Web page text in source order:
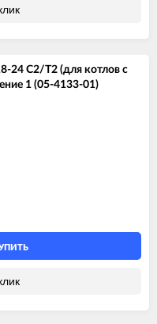
24 C2/T2 (для котлов с
1 (05-4133-01)